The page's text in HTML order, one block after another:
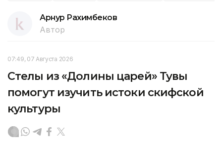
Арнур Рахимбеков
Автор
07:49, 07 Августа 2026
Стелы из «Долины царей» Тувы
помогут изучить истоки скифской
культуры